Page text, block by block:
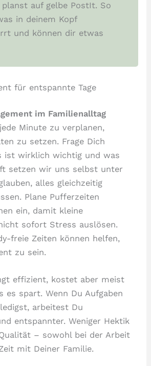
auf gelbe PostIt. So
in deinem Kopf
und können dir etwas
für entspannte Tage
im Familienalltag
Minute zu verplanen,
zu setzen. Frage Dich
ist wirklich wichtig und was
setzen wir uns selbst unter
alles gleichzeitig
Plane Pufferzeiten
ein, damit kleine
sofort Stress auslösen.
freie Zeiten können helfen,
zu sein.
effizient, kostet aber meist
es spart. Wenn Du Aufgaben
arbeitest Du
entspannter. Weniger Hektik
– sowohl bei der Arbeit
mit Deiner Familie.